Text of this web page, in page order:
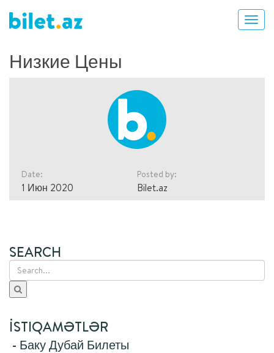
Низкие Цены
Date:
1 Июн 2020
Posted by:
Bilet.az
SEARCH
İSTIQAMƏTLƏR
- Баку Дубай Билеты